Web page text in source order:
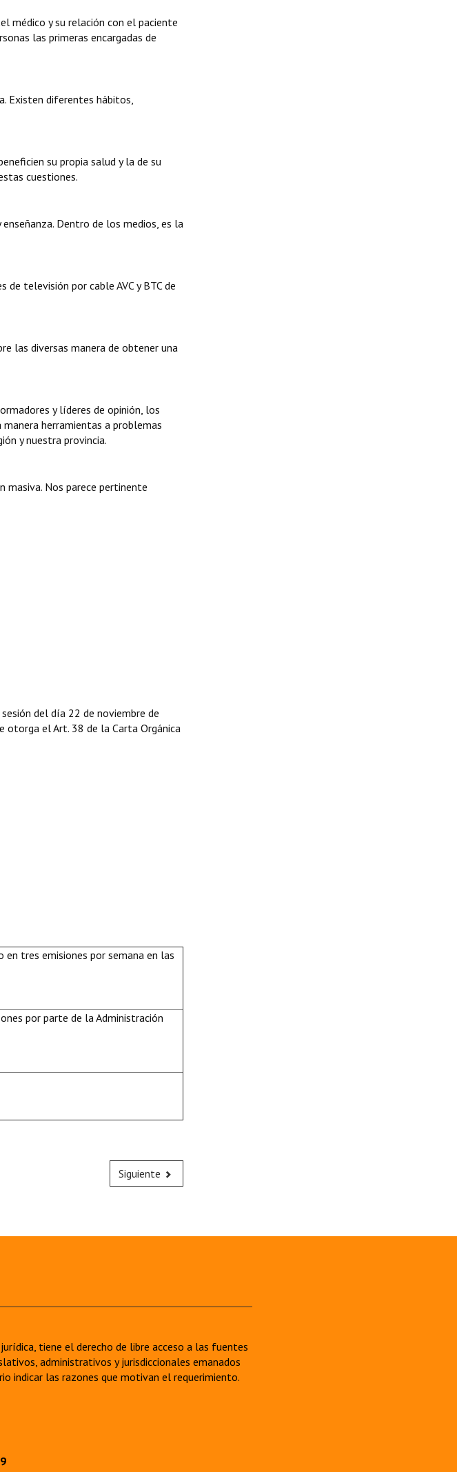
médico y su relación con el paciente
las primeras encargadas de
Existen diferentes hábitos,
su propia salud y la de su
cuestiones.
Dentro de los medios, es la
televisión por cable AVC y BTC de
las diversas manera de obtener una
y líderes de opinión, los
herramientas a problemas
y nuestra provincia.
masiva. Nos parece pertinente
del día 22 de noviembre de
otorga el Art. 38 de la Carta Orgánica
en tres emisiones por semana en las
por parte de la Administración
Siguiente
tiene el derecho de libre acceso a las fuentes
administrativos y jurisdiccionales emanados
indicar las razones que motivan el requerimiento.